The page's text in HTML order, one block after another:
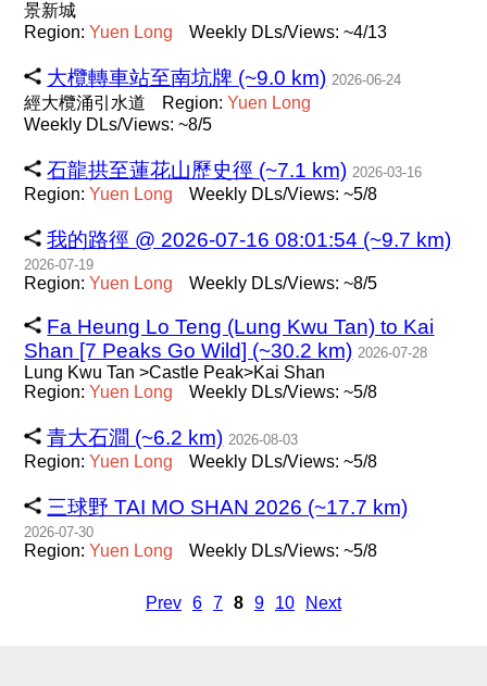
景新城
Region:Yuen Long Weekly DLs/Views: ~4/13
大欖轉車站至南坑牌 (~9.0 km) 2026-06-24
經大欖涌引水道 Region:Yuen Long
Weekly DLs/Views: ~8/5
石龍拱至蓮花山歷史徑 (~7.1 km) 2026-03-16
Region:Yuen Long Weekly DLs/Views: ~5/8
我的路徑 @ 2026-07-16 08:01:54 (~9.7 km)
2026-07-19
Region:Yuen Long Weekly DLs/Views: ~8/5
Fa Heung Lo Teng (Lung Kwu Tan) to Kai
Shan [7 Peaks Go Wild] (~30.2 km) 2026-07-28
Lung Kwu Tan >Castle Peak>Kai Shan
Region:Yuen Long Weekly DLs/Views: ~5/8
青大石澗 (~6.2 km) 2026-08-03
Region:Yuen Long Weekly DLs/Views: ~5/8
三球野 TAI MO SHAN 2026 (~17.7 km)
2026-07-30
Region:Yuen Long Weekly DLs/Views: ~5/8
Prev 6 7 8 9 10 Next